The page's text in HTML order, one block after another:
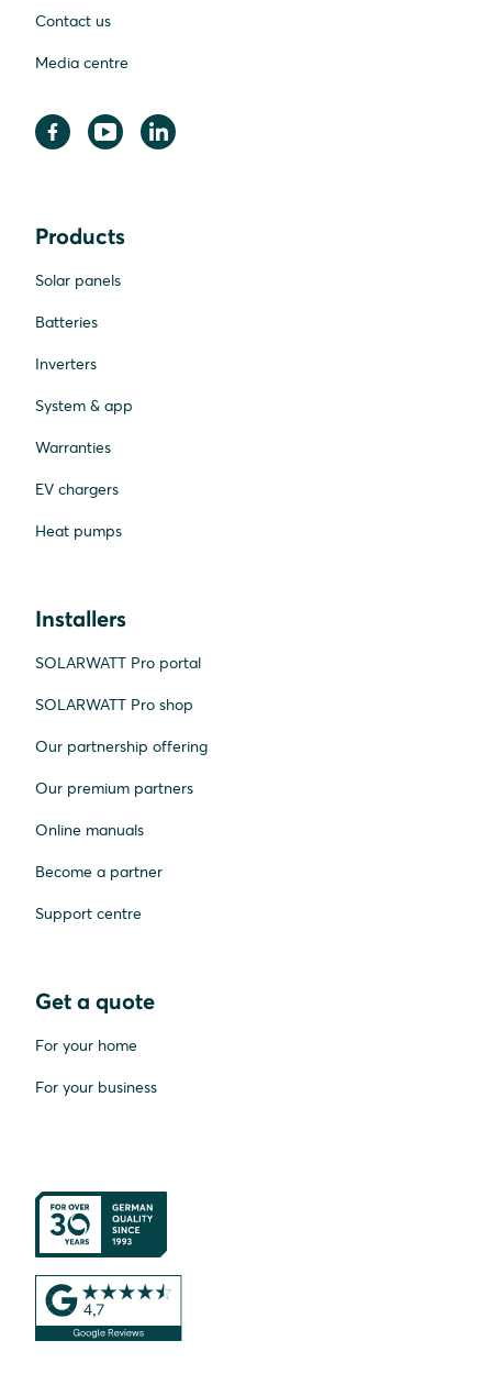
Contact us
Media centre
Products
Solar panels
Batteries
Inverters
System & app
Warranties
EV chargers
Heat pumps
Installers
SOLARWATT Pro portal
SOLARWATT Pro shop
Our partnership offering
Our premium partners
Online manuals
Become a partner
Support centre
Get a quote
For your home
For your business